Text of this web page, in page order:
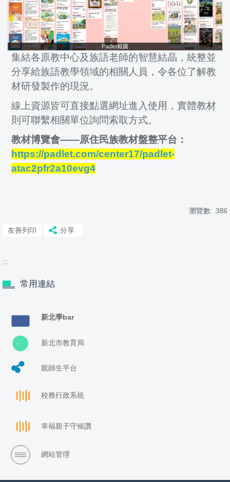
Padlet截圖
集結各原教中心及族語老師的智慧結晶，統整並
分享給族語教學領域的相關人員，令各位了解教
材研發製作的現況。
線上資源皆可直接點選網址進入使用，實體教材
則可聯繫相關單位詢問索取方式。
教材博覽會——原住民族教材盤整平台：
https://padlet.com/center17/padlet-
atac2pfr2a10evg4
瀏覽數: 386
友善列印 分享
:::
常用連結
新北學bar
新北市教育局
親師生平台
校務行政系統
幸福親子守候讚
網站管理